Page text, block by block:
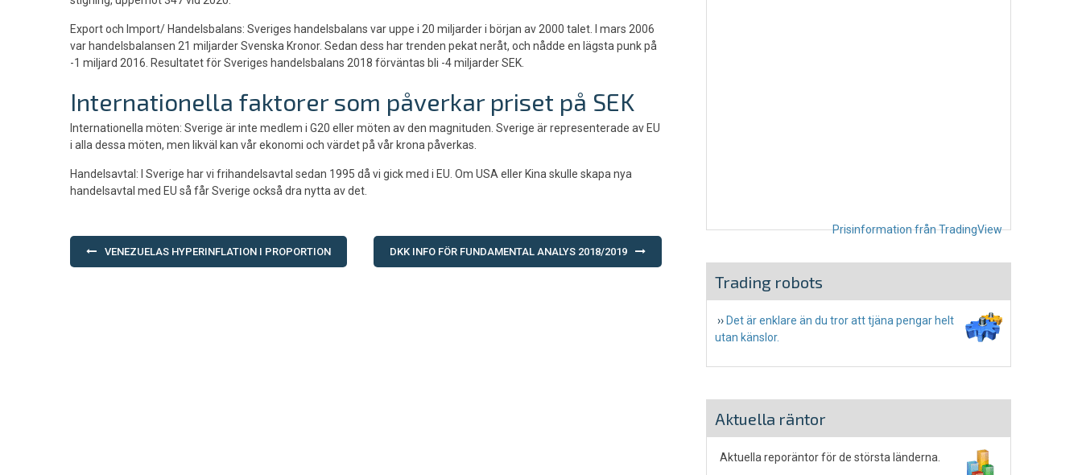
Export och Import/ Handelsbalans: Sveriges handelsbalans var uppe i 20 miljarder i början av 2000 talet. I mars 2006
var handelsbalansen 21 miljarder Svenska Kronor. Sedan dess har trenden pekat neråt, och nådde en lägsta punk på
-1 miljard 2016. Resultatet för Sveriges handelsbalans 2018 förväntas bli -4 miljarder SEK.
Internationella faktorer som påverkar priset på SEK
Internationella möten: Sverige är inte medlem i G20 eller möten av den magnituden. Sverige är representerade av EU
i alla dessa möten, men likväl kan vår ekonomi och värdet på vår krona påverkas.
Handelsavtal: I Sverige har vi frihandelsavtal sedan 1995 då vi gick med i EU. Om USA eller Kina skulle skapa nya
handelsavtal med EU så får Sverige också dra nytta av det.
PostVENEZUELAS HYPERINFLATION I PROPORTION DKK INFO FÖR FUNDAMENTAL ANALYS 2018/2019
Prisinformation från TradingView
Trading robots
›› Det är enklare än du tror att tjäna pengar helt
utan känslor.
Aktuella räntor
Aktuella reporäntor för de största länderna.